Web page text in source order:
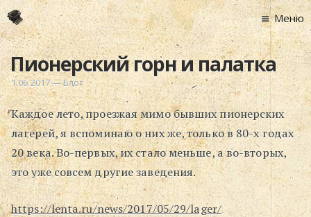
Главная
Новости
Графоманство
* Автотекст
*
* Хронограф
Арт-Рецензии
* Слушать
Меню
Пионерский горн и палатка
1.06.2017—Блог
Каждое лето, проезжая мимо бывших пионерских
лагерей, я вспоминаю о них же, только в 80-х годах
20 века. Во-первых, их стало меньше, а во-вторых,
это уже совсем другие заведения.
https://lenta.ru/news/2017/05/29/lager/